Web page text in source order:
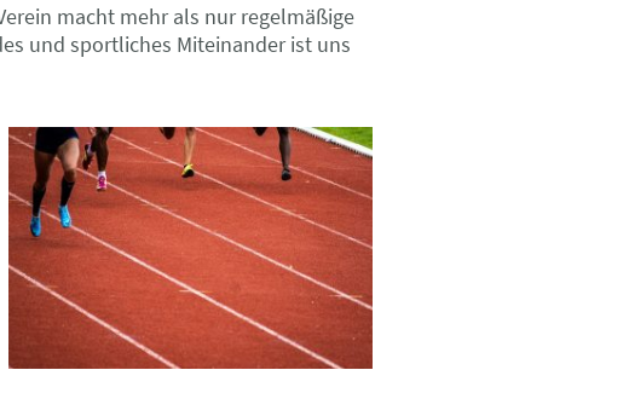
macht mehr als nur regelmäßige
und sportliches Miteinander ist uns